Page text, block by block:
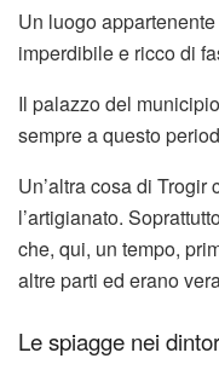
Un luogo
imperdibile e ricco di
Il palazzo del
sempre a questo
Un’altra cosa di
l’artigianato.
che, qui, un tempo,
altre parti ed erano
Le spiagge nei